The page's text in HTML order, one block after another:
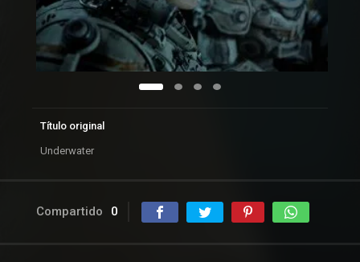
Título original
Underwater
Compartido 0